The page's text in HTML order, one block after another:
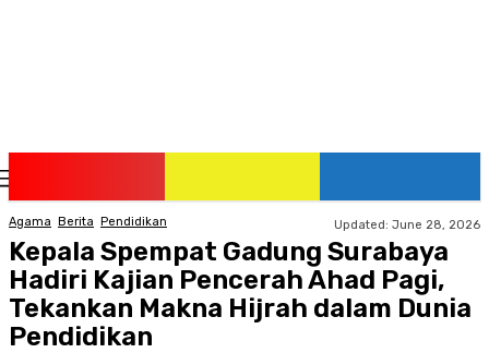
Agama Berita Pendidikan Updated: June 28, 2026
Kepala Spempat Gadung Surabaya
Hadiri Kajian Pencerah Ahad Pagi,
Tekankan Makna Hijrah dalam Dunia
Pendidikan